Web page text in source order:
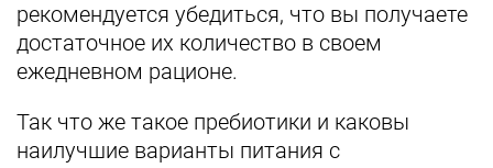
рекомендуется убедиться, что вы получаете
достаточное их количество в своем
ежедневном рационе.
Так что же такое пребиотики и каковы
наилучшие варианты питания с